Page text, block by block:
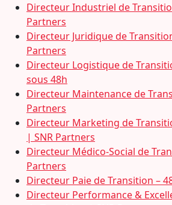
Directeur Industriel de
Partners
Directeur Juridique de
Partners
Directeur Logistique de
sous 48h
Directeur Maintenance de
Partners
Directeur Marketing de
| SNR Partners
Directeur Médico-Social de
Partners
Directeur Paie de Transition –
Directeur Performance &